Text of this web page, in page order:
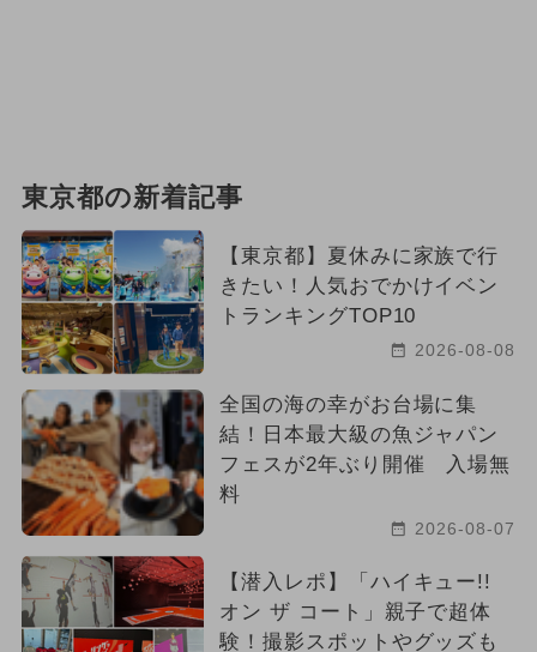
東京都の新着記事
【東京都】夏休みに家族で行
きたい！人気おでかけイベン
トランキングTOP10
2026-08-08
全国の海の幸がお台場に集
結！日本最大級の魚ジャパン
フェスが2年ぶり開催 入場無
料
2026-08-07
【潜入レポ】「ハイキュー!!
オン ザ コート」親子で超体
験！撮影スポットやグッズも